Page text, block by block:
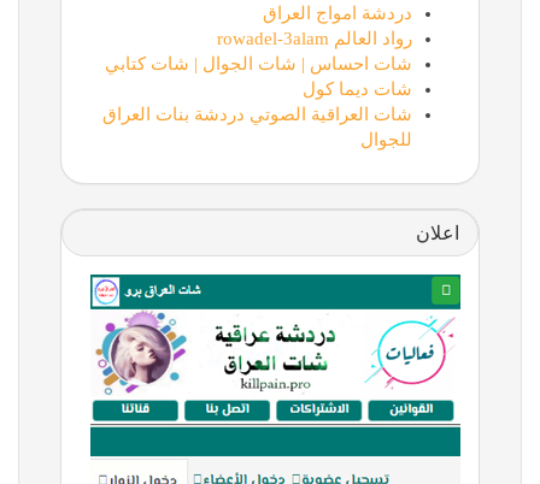
دردشة امواج العراق
رواد العالم rowadel-3alam
شات احساس | شات الجوال | شات كتابي
شات ديما كول
شات العراقية الصوتي دردشة بنات العراق
للجوال
اعلان